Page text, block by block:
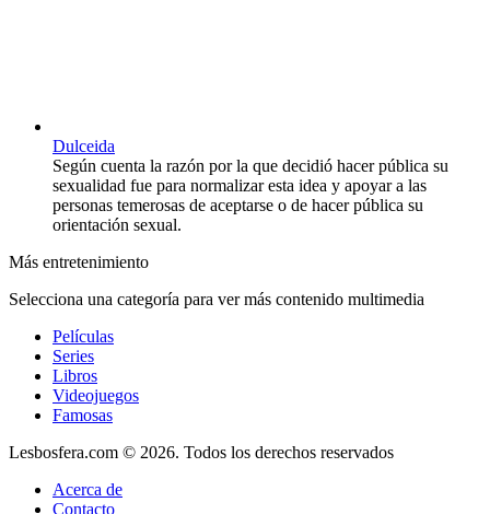
Dulceida
Según cuenta la razón por la que decidió hacer pública su
sexualidad fue para normalizar esta idea y apoyar a las
personas temerosas de aceptarse o de hacer pública su
orientación sexual.
Más entretenimiento
Selecciona una categoría para ver más contenido multimedia
Películas
Series
Libros
Videojuegos
Famosas
Lesbosfera.com © 2026. Todos los derechos reservados
Acerca de
Contacto